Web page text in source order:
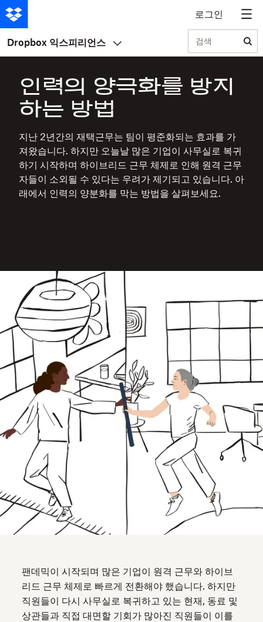
로그인
Dropbox 익스피리언스 검색
인력의 양극화를 방지
하는 방법
지난 2년간의 재택근무는 팀이 평준화되는 효과를 가
져왔습니다. 하지만 오늘날 많은 기업이 사무실로 복귀
하기 시작하며 하이브리드 근무 체제로 인해 원격 근무
자들이 소외될 수 있다는 우려가 제기되고 있습니다. 아
래에서 인력의 양분화를 막는 방법을 살펴보세요.
팬데믹이 시작되며 많은 기업이 원격 근무와 하이브
리드 근무 체제로 빠르게 전환해야 했습니다. 하지만
직원들이 다시 사무실로 복귀하고 있는 현재, 동료 및
상관들과 직접 대면할 기회가 많아진 직원들이 이를